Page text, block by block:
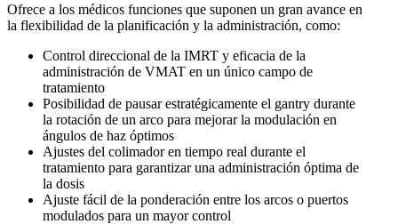
Ofrece a los médicos funciones que suponen un gran avance en
la flexibilidad de la planificación y la administración, como:
Control direccional de la IMRT y eficacia de la
administración de VMAT en un único campo de
tratamiento
Posibilidad de pausar estratégicamente el gantry durante
la rotación de un arco para mejorar la modulación en
ángulos de haz óptimos
Ajustes del colimador en tiempo real durante el
tratamiento para garantizar una administración óptima de
la dosis
Ajuste fácil de la ponderación entre los arcos o puertos
modulados para un mayor control